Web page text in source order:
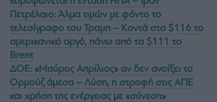
Πετρέλαιο: Άλμα τιμών με φόντο το
τελεσίγραφο του Τραμπ – Κοντά στα $116 το
αμερικανικό αργό, πάνω από τα $111 το
Brent
ΔΟΕ: «Μαύρος Απρίλιος» αν δεν ανοίξει το
Ορμούζ άμεσα – Λύση, η στροφή στις ΑΠΕ
και χρήση της ενέργειας με «σύνεση»